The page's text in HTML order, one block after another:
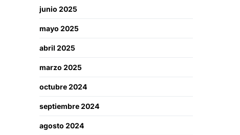
junio 2025
mayo 2025
abril 2025
marzo 2025
octubre 2024
septiembre 2024
agosto 2024